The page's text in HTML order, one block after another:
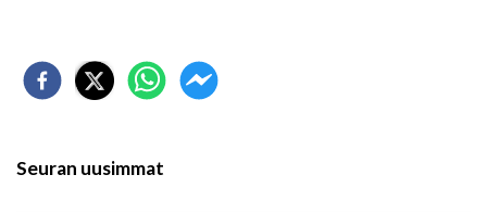
Seuran uusimmat